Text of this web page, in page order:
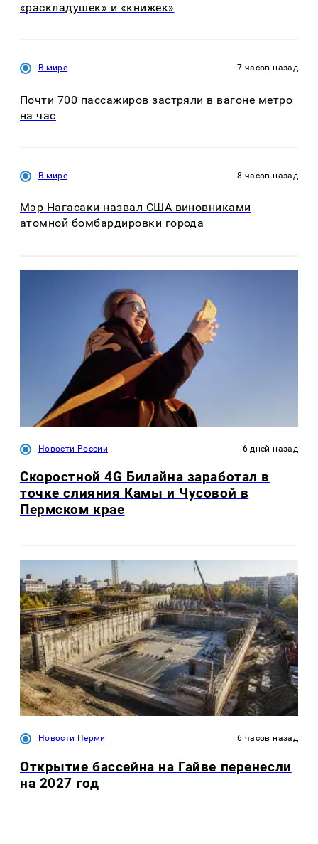
«раскладушек» и «книжек»
В мире 7 часов назад
Почти 700 пассажиров застряли в вагоне метро
на час
В мире 8 часов назад
Мэр Нагасаки назвал США виновниками
атомной бомбардировки города
Новости России 6 дней назад
Скоростной 4G Билайна заработал в
точке слияния Камы и Чусовой в
Пермском крае
Новости Перми 6 часов назад
Открытие бассейна на Гайве перенесли
на 2027 год